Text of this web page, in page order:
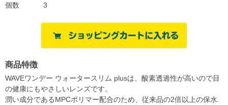
個数 3
商品特徴
WAVEワンデー ウォータースリム plusは、酸素透過性が高いので目
の健康にもやさしいレンズです。
潤い成分であるMPCポリマー配合のため、従来品の2倍以上の保水